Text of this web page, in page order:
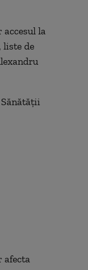
la
de
afecta